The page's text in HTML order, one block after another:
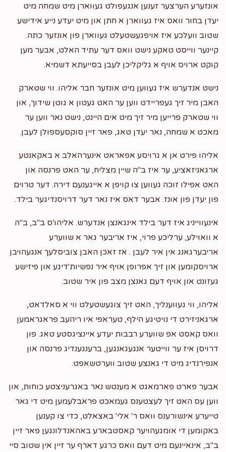
אונזערע הערצער זענען אנגעפולט געווארן מיט שמחה מיט
יעדן בחור וואס איז געווארן א חתן און מיט יעדע נייע אידישע
שטוב וועלכע איז אויפגעשטעלט געווארן פון אונזער כתה.
קיינער ווייסט טאקע נישט וואס דער עתיד האלט, אבער מען
קוקט ארויס אויף א גליקליכן לעבן בסייעתא דשמיא.
נישט אנדערש איז געווען מיט אונזער חבר אליהו. ווי שטארק
האבן מיר זיך געפריידט ווען ער האט געטון א גוטן שידוך, און
ווי שטארק פרייען מיר זיך מיט אים היינט, נישט נאר ווען ער
מאכט א שמחה, נאר יעדן טאג, פאר זיין סוקסעספולן לעבן.
אליהו פירט אן א גרויסע אפאראט אינערהאלב א באקאנטע
ארגאניזאציע, ער איז ב"ה שיין מצליח, ער האט פרנסה און
האט אפילו זוכה געווען צו קויפן א אייגענעם דירה. דער טרוים
פון יעדן פון אונז. אבער דאס איז נאר דער דרויסנדיגער בילד.
אינעווייניג איז דער בילד אינגאנצן אנדערש. אליהו'ס ב"ב, ב"ה
א וואוילע, ערליכע פרוי, איז אריבער גאר א שווערע
אריבערגאנג אין איר לעבן . אז זאכן האבן צוביסלעך אנגעהויבן
ארויסקומען און זיך אפרופן אויף איר נפשיות'דיגע און פיזישע
געזונט און אויף דעם גאנצן מצב פון איר שטוב.
אליהו, ווי געווענליך, האט זיך צוגעשטעלט ווי א סאלדאט,
ארגאניזירט די נויטיגע הילף, טעראפי איו ריהעב פראגראמען
וואס קאסט אפ שווערע רבבות יעדע איינציגסטע טאג. פון
דרויסן איז ער ווייטער אנגעגאנגען, ברענגענדיג פרנסה און
אנפירנדיג מיט די גאנצע שטוב ווערטשאפט.
אבער פארט פארמאגט א מענטש נאר באגרעניצטע כוחות, און
ווען עס האט זיך לעצטענס געמאכט פראבלעמען מיט די גאר
טייערע אינשורענס וואס ר' אלי' באצאלט, כדי צו קענען
באקומען די אומגעהויער קאסטבארע באהאנדלונגען פאר זיין
ב"ב, אינאיינעם מיט דעם וואס כרגע דארף ער זיין אין שטוב סיי